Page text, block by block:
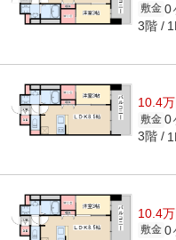
敷金 0
3階
10.4
敷金 0
3階
10.4
敷金 0